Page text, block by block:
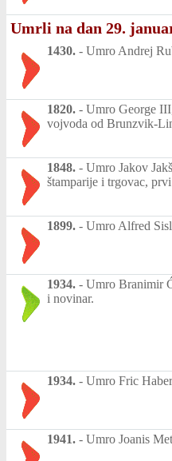
Umrli na dan 29.
1430. - Umro Andrej
1820. - Umro George
vojvoda od Brunzvik-
1848. - Umro Jakov
štamparije i trgovac,
1899. - Umro Alfred
1934. - Umro Branimir
i novinar.
1934. - Umro Fric
1941. - Umro Joanis